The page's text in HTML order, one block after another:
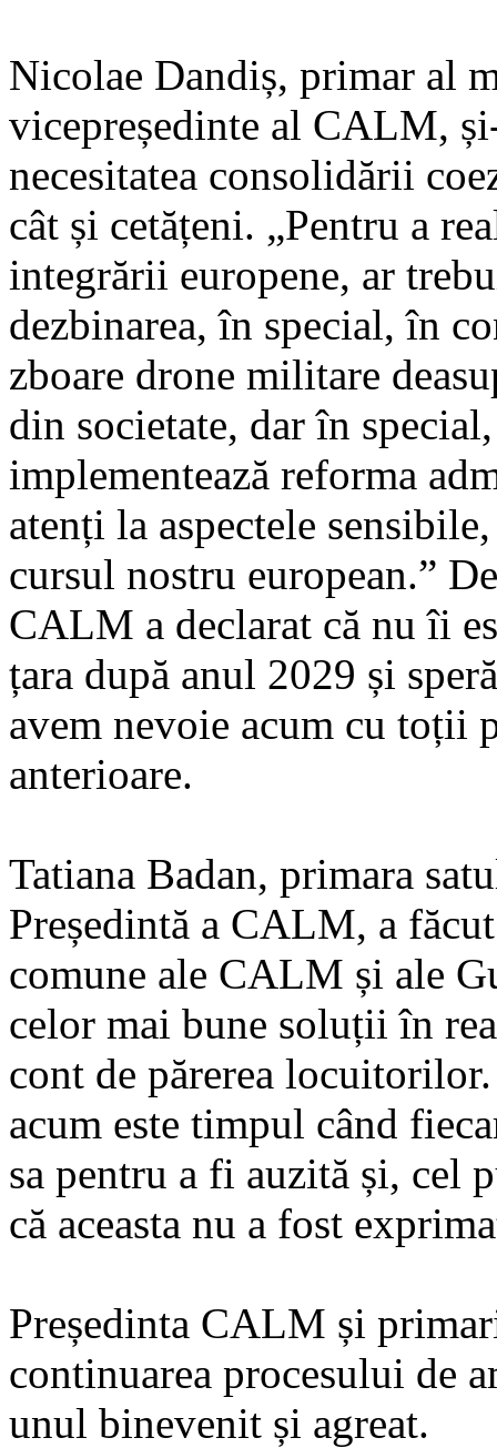
Nicolae Dandiș, primar al
vicepreședinte al CALM,
necesitatea consolidării
cât și cetățeni. „Pentru a
integrării europene, ar
dezbinarea, în special, în
zboare drone militare
din societate, dar în
implementează reforma
atenți la aspectele
cursul nostru european.”
CALM a declarat că nu îi
țara după anul 2029 și
avem nevoie acum cu toții
anterioare.
Tatiana Badan, primara
Președintă a CALM, a
comune ale CALM și ale
celor mai bune soluții în
cont de părerea locuitorilor.
acum este timpul când
sa pentru a fi auzită și, cel
că aceasta nu a fost
Președinta CALM și
continuarea procesului de
unul binevenit și agreat.